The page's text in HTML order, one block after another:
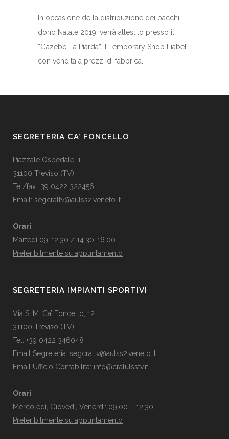
In occasione della distribuzione dei pacchi
dono Natale 2019, verrà allestito presso il
“Gazebo La Piarda” il Temporary Shop Liabel
con vendita a prezzi di fabbrica.
SEGRETERIA CA’ FONCELLO
Piazzale Ospedale, 1
31100 Treviso (TV)
Tel/fax +39 0422 322456
Email: segcraltv@aulss2.veneto.it
Orari
Martedì 09-12.30 / 14.30-16.00
Preferibilmente su appuntamento
SEGRETERIA IMPIANTI SPORTIVI
Via S. M. Ca’ Foncello, 12
31100 Treviso (TV)
Tel. +39 0422 346048
Email Segreteria: segcraltv@aulss2.veneto.it
Email Ufficio Contabilità: info@cralulsstv.it
Orari
Mercoledì, Giovedì, Venerdì: 09.00 – 12.30
Preferibilmente su appuntamento